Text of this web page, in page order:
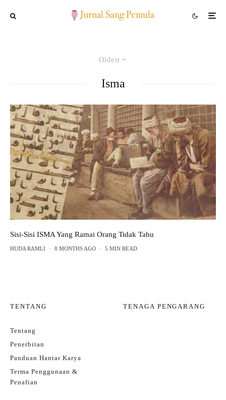
Oldest
Isma
Sisi-Sisi ISMA Yang Ramai Orang Tidak Tahu
HUDA RAMLI · 8 MONTHS AGO · 5 MIN READ
TENTANG
Tentang
Penerbitan
Panduan Hantar Karya
Terma Penggunaan &
Penafian
TENAGA PENGARANG